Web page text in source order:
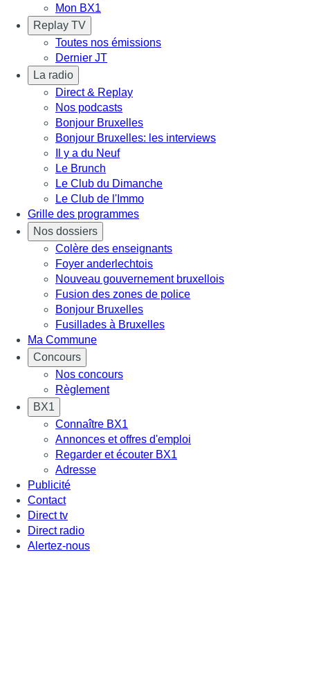
Mon BX1
Replay TV
Toutes nos émissions
Dernier JT
La radio
Direct & Replay
Nos podcasts
Bonjour Bruxelles
Bonjour Bruxelles: les interviews
Il y a du Neuf
Le Brunch
Le Club du Dimanche
Le Club de l'Immo
Grille des programmes
Nos dossiers
Colère des enseignants
Foyer anderlechtois
Nouveau gouvernement bruxellois
Fusion des zones de police
Bonjour Bruxelles
Fusillades à Bruxelles
Ma Commune
Concours
Nos concours
Règlement
BX1
Connaître BX1
Annonces et offres d'emploi
Regarder et écouter BX1
Adresse
Publicité
Contact
Direct tv
Direct radio
Alertez-nous